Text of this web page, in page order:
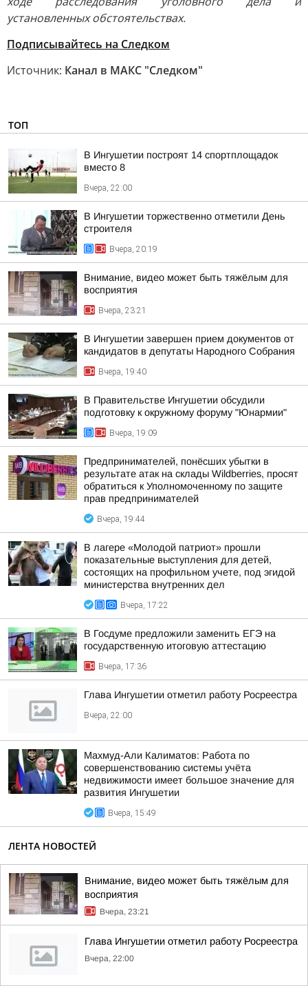
установленных обстоятельствах.
Подписывайтесь на Следком
Источник: Канал в МАКС "Следком"
ТОП
В Ингушетии построят 14 спортплощадок
вместо 8
Вчера, 22:00
В Ингушетии торжественно отметили День
строителя
Вчера, 20:19
Внимание, видео может быть тяжёлым для
восприятия
Вчера, 23:21
В Ингушетии завершен прием документов от
кандидатов в депутаты Народного Собрания
Вчера, 19:40
В Правительстве Ингушетии обсудили
подготовку к окружному форуму "Юнармии"
Вчера, 19:09
Предпринимателей, понёсших убытки в
результате атак на склады Wildberries, просят
обратиться к Уполномоченному по защите
прав предпринимателей
Вчера, 19:44
В лагере «Молодой патриот» прошли
показательные выступления для детей,
состоящих на профильном учете, под эгидой
министерства внутренних дел
Вчера, 17:22
В Госдуме предложили заменить ЕГЭ на
государственную итоговую аттестацию
Вчера, 17:36
Глава Ингушетии отметил работу Росреестра
Вчера, 22:00
Махмуд-Али Калиматов: Работа по
совершенствованию системы учёта
недвижимости имеет большое значение для
развития Ингушетии
Вчера, 15:49
ЛЕНТА НОВОСТЕЙ
Внимание, видео может быть тяжёлым для
восприятия
Вчера, 23:21
Глава Ингушетии отметил работу Росреестра
Вчера, 22:00